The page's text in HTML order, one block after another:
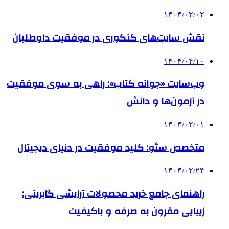
۱۴۰۴/۰۲/۰۲
نقش سایت‌های کنکوری در موفقیت داوطلبان
۱۴۰۴/۰۴/۱۰
وب‌سایت «جوانه کتاب»: راهی به سوی موفقیت
در آزمون‌ها و دانش
۱۴۰۴/۰۲/۰۱
متخصص سئو: کلید موفقیت در دنیای دیجیتال
۱۴۰۴/۰۲/۲۴
راهنمای جامع خرید محصولات آرایشی گابرینی:
زیبایی مقرون به صرفه و باکیفیت